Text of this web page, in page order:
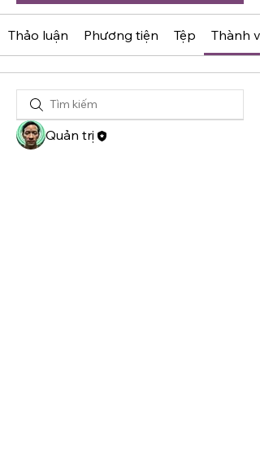
Thảo luận Phương tiện Tệp Thành
Quản trị